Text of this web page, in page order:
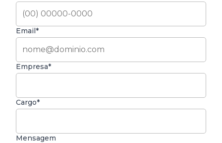
Email*
Empresa*
Cargo*
Mensagem